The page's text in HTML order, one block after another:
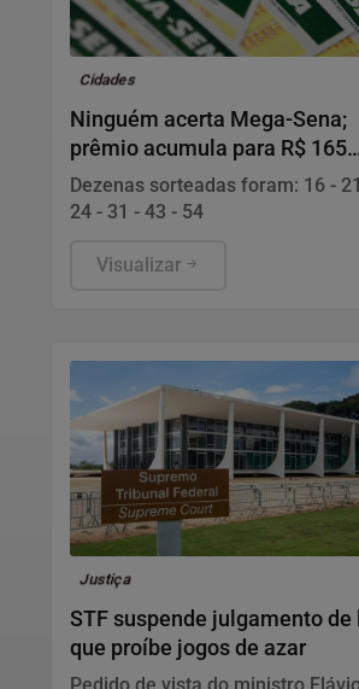
Cidades
Ninguém acerta Mega-Sena;
prêmio acumula para R$ 165
milhões
Dezenas sorteadas foram: 16 -
24 - 31 - 43 - 54
Visualizar
Justiça
STF suspende julgamento de
que proíbe jogos de azar